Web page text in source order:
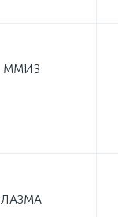
ММИЗ
ЛАЗМА